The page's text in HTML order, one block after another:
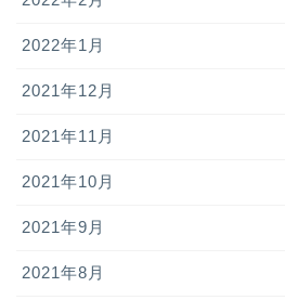
2022年1月
2021年12月
2021年11月
2021年10月
2021年9月
2021年8月